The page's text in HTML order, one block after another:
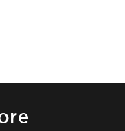
Выглядит